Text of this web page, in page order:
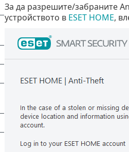
За да разрешите/забраните
устройството в ESET HOME,